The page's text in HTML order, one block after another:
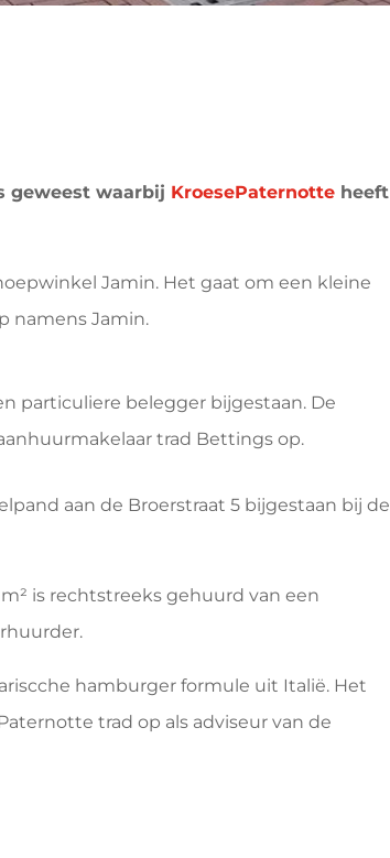
geweest waarbij KroesePaternotte heeft
Jamin. Het gaat om een kleine
namens Jamin.
particuliere belegger bijgestaan. De
trad Bettings op.
aan de Broerstraat 5 bijgestaan bij de
m² is rechtstreeks gehuurd van een
hamburger formule uit Italië. Het
trad op als adviseur van de